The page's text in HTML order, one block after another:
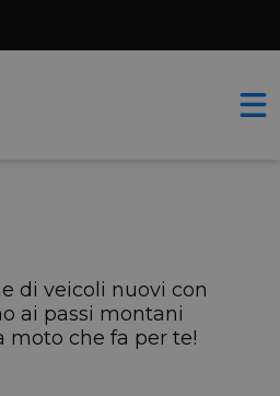
di veicoli nuovi con
ai passi montani
moto che fa per te!